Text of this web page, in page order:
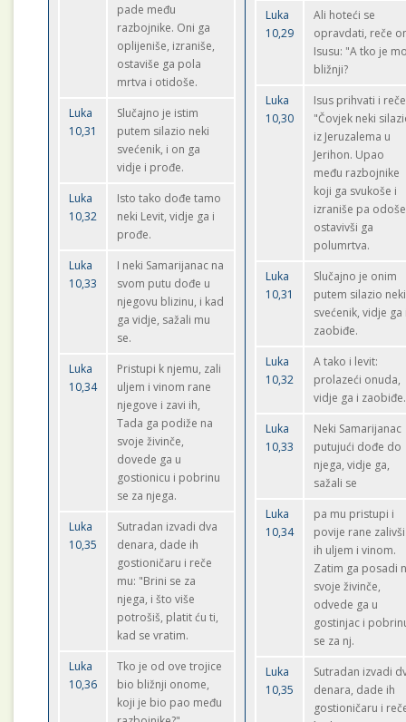
pade među
razbojnike. Oni ga
oplijeniše, izraniše,
ostaviše ga pola
mrtva i otidoše.
Luka
10,31
Slučajno je istim
putem silazio neki
svećenik, i on ga
vidje i prođe.
Luka
10,32
Isto tako dođe tamo
neki Levit, vidje ga i
prođe.
Luka
10,33
I neki Samarijanac na
svom putu dođe u
njegovu blizinu, i kad
ga vidje, sažali mu
se.
Luka
10,34
Pristupi k njemu, zali
uljem i vinom rane
njegove i zavi ih,
Tada ga podiže na
svoje živinče,
dovede ga u
gostionicu i pobrinu
se za njega.
Luka
10,35
Sutradan izvadi dva
denara, dade ih
gostioničaru i reče
mu: "Brini se za
njega, i što više
potrošiš, platit ću ti,
kad se vratim.
Luka
10,36
Tko je od ove trojice
bio bližnji onome,
koji je bio pao među
Luka
10,29
Ali hoteći se
opravdati, reče
Isusu: "A tko je
bližnji?
Luka
10,30
Isus prihvati i
"Čovjek neki
iz Jeruzalema u
Jerihon. Upao
među razbojnike
koji ga svukoše i
izraniše pa odoše
ostavivši ga
polumrtva.
Luka
10,31
Slučajno je onim
putem silazio neki
svećenik, vidje ga
zaobiđe.
Luka
10,32
A tako i levit:
prolazeći onuda,
vidje ga i zaobiđe.
Luka
10,33
Neki Samarijanac
putujući dođe do
njega, vidje ga,
sažali se
Luka
10,34
pa mu pristupi i
povije rane zalivši
ih uljem i vinom.
Zatim ga posadi
svoje živinče,
odvede ga u
gostinjac i
se za nj.
Luka
10,35
Sutradan izvadi
denara, dade ih
gostioničaru i